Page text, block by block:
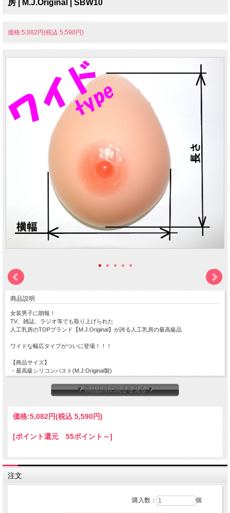
房 | M.J.Original | SBW10
価格:5,082円(税込 5,590円)
商品説明
女装男子に朗報！
TV、雑誌、ラジオ等でも取り上げられた
人工乳房のTOPブランド【M.J.Original】が誇る人工乳房の最高級品
ワイドな幅広タイプがついに登場！！！
【商品サイズ】
・最高級シリコンバスト(M.J.Original製)
・1000ｇ（500ｇ×2個=1kg）
商品サイズ：長さ18cm×横幅13cm×厚み5.5cm
（置いた状態で底辺から乳首の先まで）
※約C～Dカップ程の大きさです。
(あくまでも参考です)
・裏面は凹み形状でさらにフィットしやすく!
医療用シリコンですのでお肌にも安心で、本物の様なソフトでなめらかな手触りを
実現しました。
★★衣類の上からのさわり心地は理想のおっぱいの感触です♪この究極の質感にき
▼ 商品説明の続きを見る ▼
価格:5,082円(税込 5,590円)
[ポイント還元 55ポイント～]
注文
購入数： 個